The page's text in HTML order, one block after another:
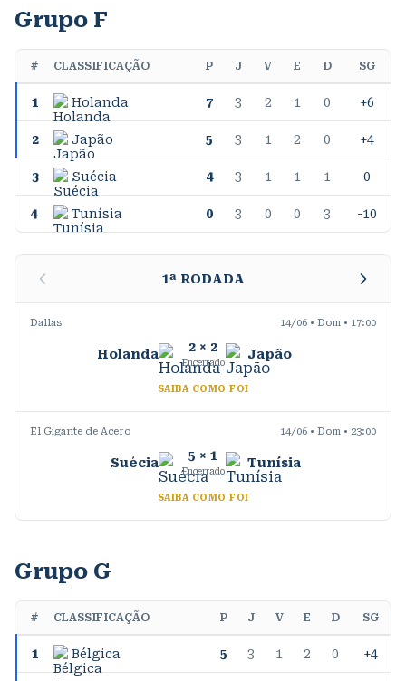
Grupo F
# CLASSIFICAÇÃO P J V E D SG
1 Holanda 7 3 2 1 0 +6
2 Japão 5 3 1 2 0 +4
3 Suécia 4 3 1 1 1 0
4 Tunísia 0 3 0 0 3 -10
1ª RODADA
Dallas 14/06 • Dom • 17:00
Holanda 2 × 2
Encerrado
Japão
SAIBA COMO FOI
El Gigante de Acero 14/06 • Dom • 23:00
Suécia 5 × 1
Encerrado
Tunísia
SAIBA COMO FOI
Grupo G
# CLASSIFICAÇÃO P J V E D SG
1 Bélgica 5 3 1 2 0 +4